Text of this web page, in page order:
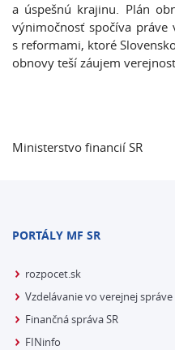
a úspešnú krajinu. Plán
výnimočnosť spočíva
s reformami, ktoré
obnovy teší záujem
Ministerstvo financií SR
PORTÁLY MF SR
rozpocet.sk
Vzdelávanie vo verejnej správe
Finančná správa SR
FINinfo